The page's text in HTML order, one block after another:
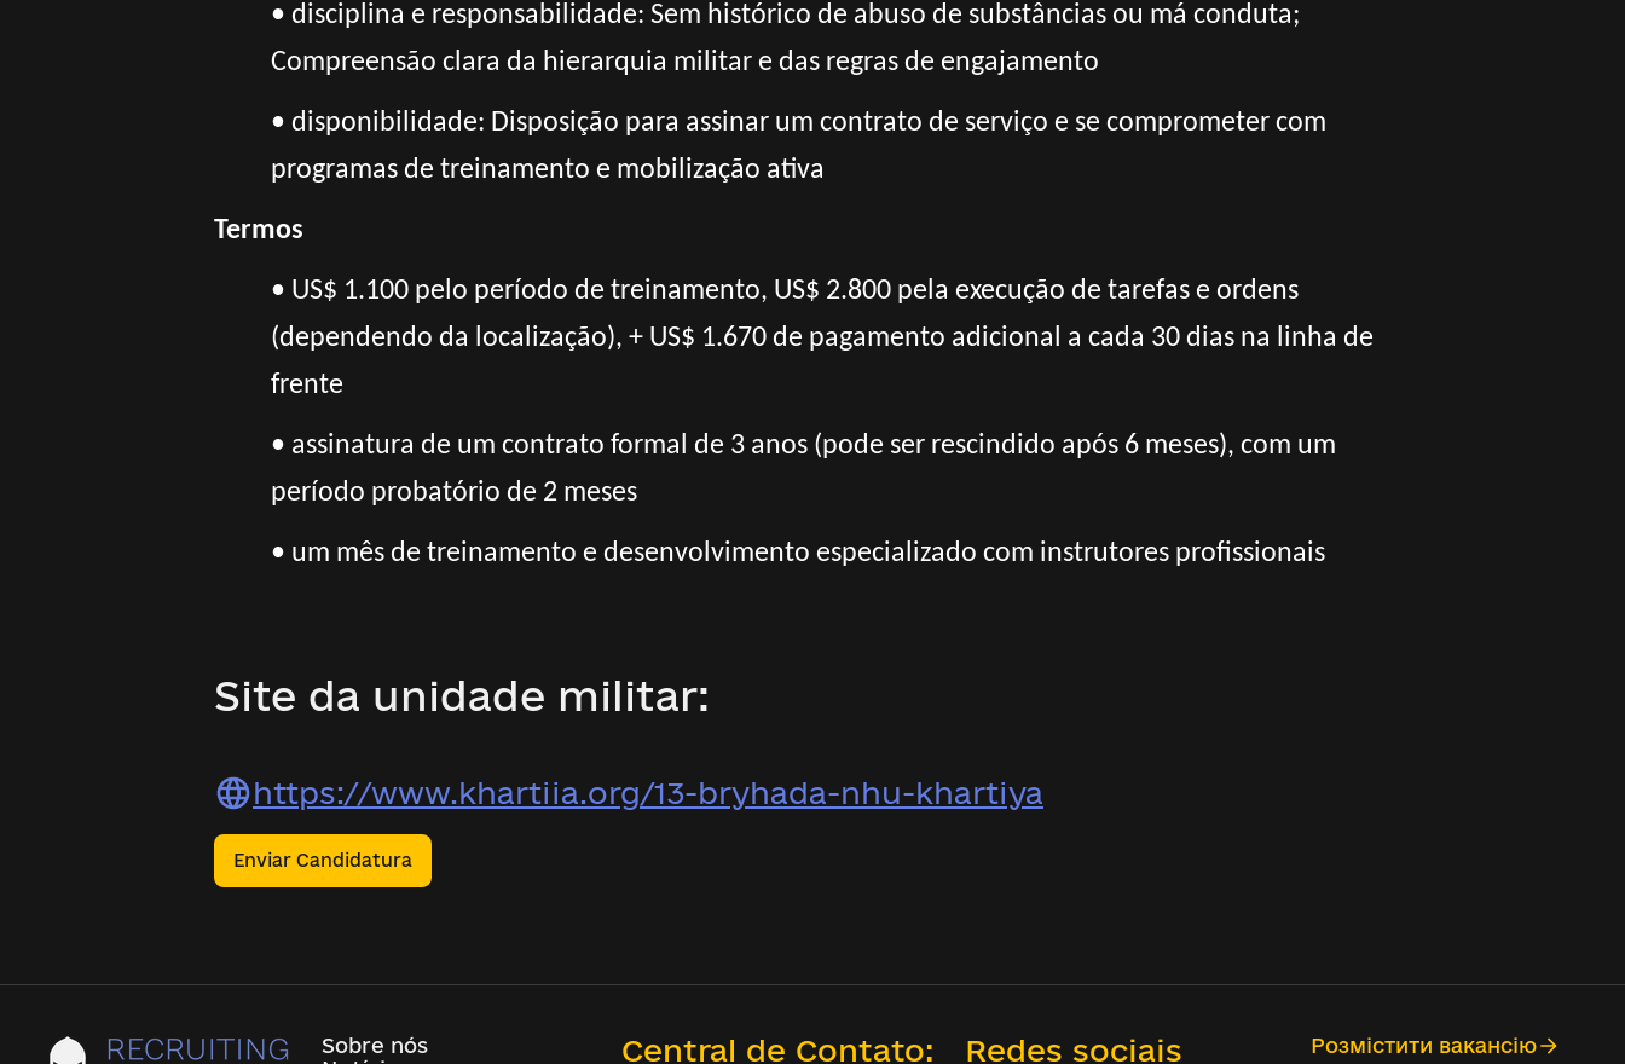
• disciplina e responsabilidade: Sem histórico de abuso de substâncias ou má conduta;
Compreensão clara da hierarquia militar e das regras de engajamento
• disponibilidade: Disposição para assinar um contrato de serviço e se comprometer com
programas de treinamento e mobilização ativa
Termos
• US$ 1.100 pelo período de treinamento, US$ 2.800 pela execução de tarefas e ordens
(dependendo da localização), + US$ 1.670 de pagamento adicional a cada 30 dias na linha de
frente
• assinatura de um contrato formal de 3 anos (pode ser rescindido após 6 meses), com um
período probatório de 2 meses
• um mês de treinamento e desenvolvimento especializado com instrutores profissionais
Site da unidade militar:
https://www.khartiia.org/13-bryhada-nhu-khartiya
Enviar Candidatura
Sobre nós
Central de Contato: Redes sociais Розмістити вакансію